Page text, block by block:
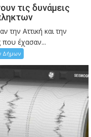
τις δυνάμεις
την Αττική και την
έχασαν...
Δήμων